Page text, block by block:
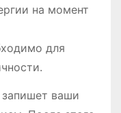
на момент
для
запишет ваши